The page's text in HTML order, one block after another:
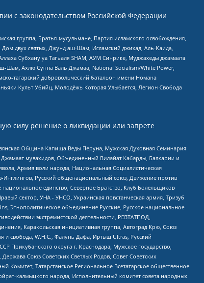
с законодательством Российской Федерации
группа, Братья-мусульмане, Партия исламского освобождения,
двух святых, Джунд аш-Шам, Исламский джихад, Аль-Каида,
Субхану уа Тагьаля SHAM, АУМ Синрике, Муджахеды джамаата
Шам, Ахлю Сунна Валь Джамаа, National Socialism/White Power,
татарский добровольческий батальон имени Номана
Культ Убийц, Молодёжь Которая Улыбается, Легион Свобода
силу решение о ликвидации или запрете
Община Капища Веды Перуна, Мужская Духовная Семинария
мувахидов, Объединенный Вилайат Кабарды, Балкарии и
Армия воли народа, Национальная Социалистическая
Инглингов, Русский общенациональный союз, Движение против
единство, Северное Братство, Клуб Болельщиков
сектор, УНА - УНСО, Украинская повстанческая армия, Тризуб
Этнополитическое объединение Русские, Русское национальное
экстремистской деятельности, РЕВТАТПОД,
Каракольская инициативная группа, Автоград Крю, Союз
и свобода, W.H.С., Фалунь Дафа, Иртыш Ultras, Русский
округа г. Краснодара, Мужское государство,
Союз Советских Светлых Родов, Совет Советских
Татарстанское Региональное Всетатарское общественное
калмыцкого народа, Исполнительный комитет совета народных